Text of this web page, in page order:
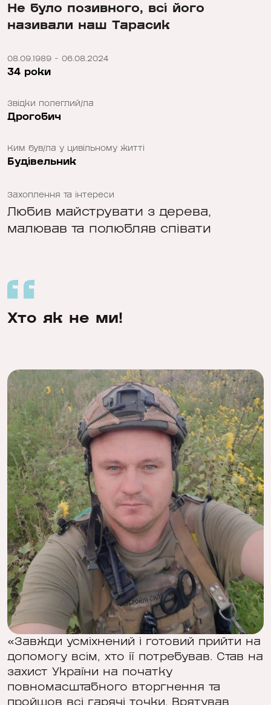
Не було позивного, всі його
називали наш Тарасик
08.09.1989 - 06.08.2024
34 роки
Звідки полеглий/ла
Дрогобич
Ким був/ла у цивільному житті
Будівельник
Захоплення та інтереси
Любив майструвати з дерева,
малював та полюбляв співати
Хто як не ми!
«Завжди усміхнений і готовий прийти на
допомогу всім, хто її потребував. Став на
захист України на початку
повномасштабного вторгнення та